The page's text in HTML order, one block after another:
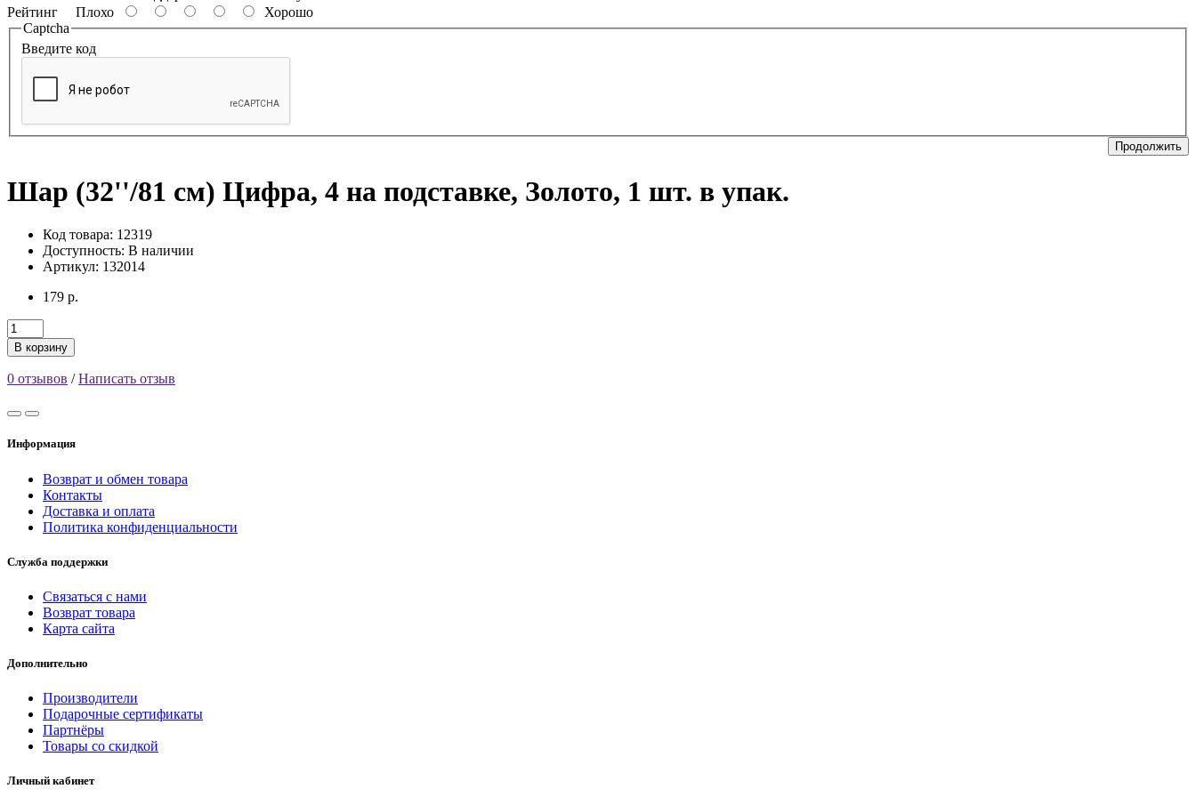
Рейтинг Плохо
Хорошо
Captcha
Введите код
Продолжить
Шар (32''/81 см) Цифра, 4 на подставке, Золото, 1 шт. в упак.
Код товара: 12319
Доступность: В наличии
Артикул: 132014
179 р.
В корзину
0 отзывов /Написать отзыв
Информация
Возврат и обмен товара
Контакты
Доставка и оплата
Политика конфиденциальности
Служба поддержки
Связаться с нами
Возврат товара
Карта сайта
Дополнительно
Производители
Подарочные сертификаты
Партнёры
Товары со скидкой
Личный кабинет